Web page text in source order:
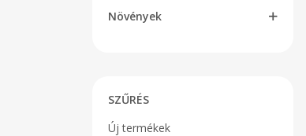
Növények
SZŰRÉS
Új termékek